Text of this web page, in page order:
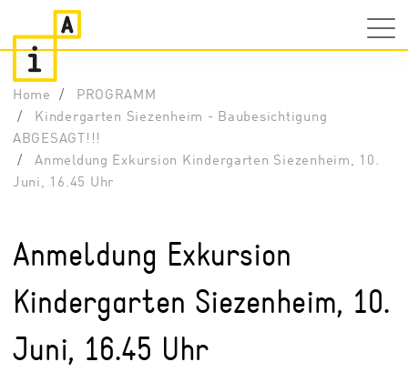
Home
PROGRAMM
Kindergarten Siezenheim - Baubesichtigung
ABGESAGT!!!
Anmeldung Exkursion Kindergarten Siezenheim, 10.
Juni, 16.45 Uhr
Anmeldung Exkursion
Kindergarten Siezenheim, 10.
Juni, 16.45 Uhr